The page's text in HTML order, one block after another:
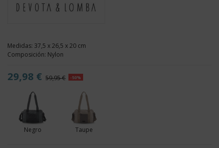
Medidas: 37,5 x 26,5 x 20 cm
Composición: Nylon
29,98 € 59,95 € -50%
Negro Taupe